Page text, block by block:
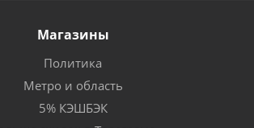
Магазины
Политика
Метро и область
5% КЭШБЭК